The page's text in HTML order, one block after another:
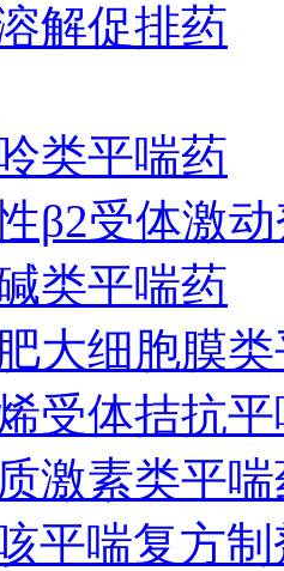
解促排药
类平喘药
β2受体激
类平喘药
大细胞膜
受体拮抗
激素类平
平喘复方制